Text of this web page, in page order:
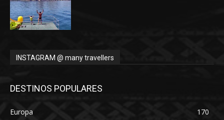
INSTAGRAM @ many travellers
DESTINOS POPULARES
Europa
170